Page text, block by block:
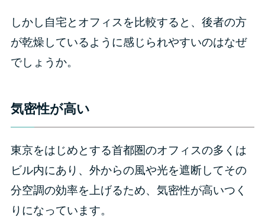
しかし自宅とオフィスを比較すると、後者の方
が乾燥しているように感じられやすいのはなぜ
でしょうか。
気密性が高い
東京をはじめとする首都圏のオフィスの多くは
ビル内にあり、外からの風や光を遮断してその
分空調の効率を上げるため、気密性が高いつく
りになっています。